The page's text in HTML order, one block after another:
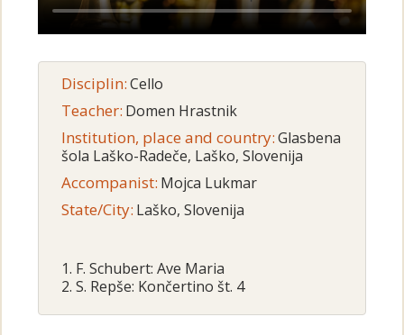
Disciplin:Cello
Teacher: Domen Hrastnik
Institution, place and country:Glasbena
šola Laško-Radeče, Laško, Slovenija
Accompanist: Mojca Lukmar
State/City: Laško, Slovenija
1. F. Schubert: Ave Maria
2. S. Repše: Končertino št. 4